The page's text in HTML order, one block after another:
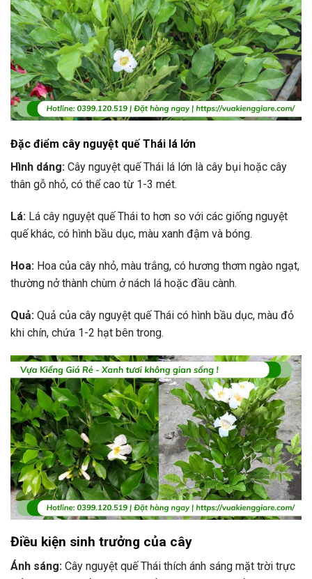
Đặc điểm cây nguyệt quế Thái lá lớn
Hình dáng: Cây nguyệt quế Thái lá lớn là cây bụi hoặc cây
thân gỗ nhỏ, có thể cao từ 1-3 mét.
Lá: Lá cây nguyệt quế Thái to hơn so với các giống nguyệt
quế khác, có hình bầu dục, màu xanh đậm và bóng.
Hoa: Hoa của cây nhỏ, màu trắng, có hương thơm ngào ngạt,
thường nở thành chùm ở nách lá hoặc đầu cành.
Quả: Quả của cây nguyệt quế Thái có hình bầu dục, màu đỏ
khi chín, chứa 1-2 hạt bên trong.
Điều kiện sinh trưởng của cây
Ánh sáng: Cây nguyệt quế Thái thích ánh sáng mặt trời trực